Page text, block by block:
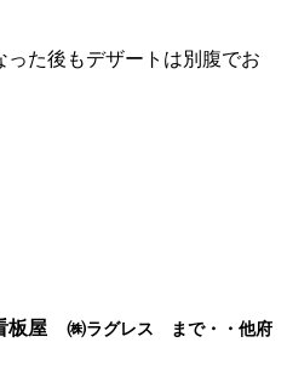
た後もデザートは別腹でお
板屋 ㈱ラグレス まで・・他府